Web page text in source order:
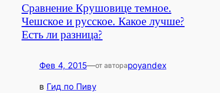
Сравнение Крушовице темное.
Чешское и русское. Какое лучше?
Есть ли разница?
Фев 4, 2015—от автораpoyandex
в Гид по Пиву